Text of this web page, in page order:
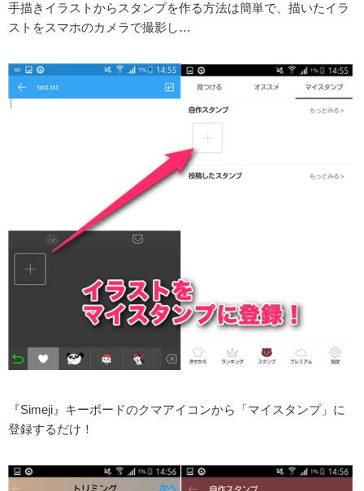
手描きイラストからスタンプを作る方法は簡単で、描いたイラ
ストをスマホのカメラで撮影し…
『Simeji』キーボードのクマアイコンから「マイスタンプ」に
登録するだけ！